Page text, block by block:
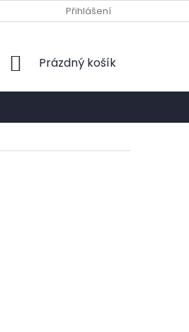
A KONTAKTNÍ MÍSTO
Přihlášení
NÁKUPNÍ
Prázdný košík